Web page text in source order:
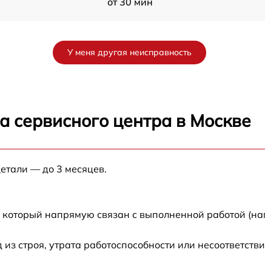
от 50 мин
У меня другая неисправность
сервисного центра в Москве
— до 3 месяцев.
напрямую связан с выполненной работой
утрата работоспособности или